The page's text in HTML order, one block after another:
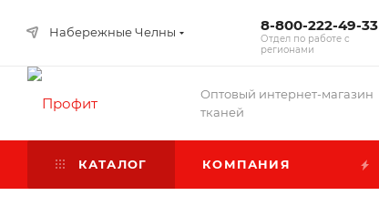
Набережные Челны 8-800-222-49-33
Отдел по работе с
регионами
Оптовый интернет-магазин
тканей
КАТАЛОГ КОМПАНИЯ